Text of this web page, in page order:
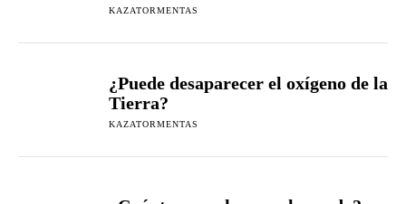
KAZATORMENTAS
¿Puede desaparecer el oxígeno de la
Tierra?
KAZATORMENTAS